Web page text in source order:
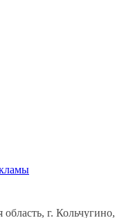
г. Кольчугино,